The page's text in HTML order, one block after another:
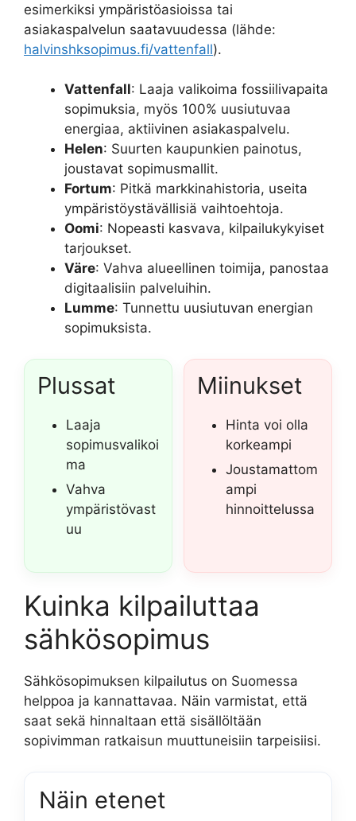
esimerkiksi ympäristöasioissa tai
asiakaspalvelun saatavuudessa (lähde:
halvinshksopimus.fi/vattenfall).
Vattenfall: Laaja valikoima fossiilivapaita
sopimuksia, myös 100% uusiutuvaa
energiaa, aktiivinen asiakaspalvelu.
Helen: Suurten kaupunkien painotus,
joustavat sopimusmallit.
Fortum: Pitkä markkinahistoria, useita
ympäristöystävällisiä vaihtoehtoja.
Oomi: Nopeasti kasvava, kilpailukykyiset
tarjoukset.
Väre: Vahva alueellinen toimija, panostaa
digitaalisiin palveluihin.
Lumme: Tunnettu uusiutuvan energian
sopimuksista.
Plussat
Laaja
sopimusvalikoi
ma
Vahva
ympäristövast
uu
Miinukset
Hinta voi olla
korkeampi
Joustamattom
ampi
hinnoittelussa
Kuinka kilpailuttaa
sähkösopimus
Sähkösopimuksen kilpailutus on Suomessa
helppoa ja kannattavaa. Näin varmistat, että
saat sekä hinnaltaan että sisällöltään
sopivimman ratkaisun muuttuneisiin tarpeisiisi.
Näin etenet